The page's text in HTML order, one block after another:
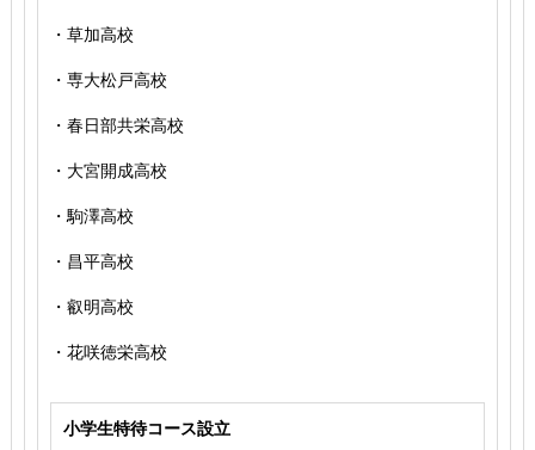
・草加高校
・専大松戸高校
・春日部共栄高校
・大宮開成高校
・駒澤高校
・昌平高校
・叡明高校
・花咲徳栄高校
小学生特待コース設立